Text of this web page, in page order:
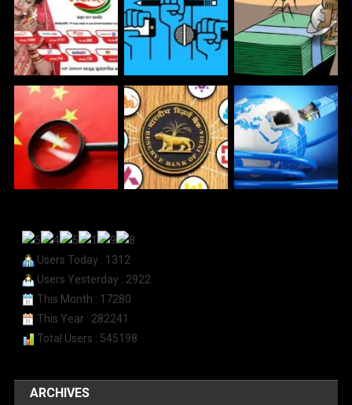
Users Today : 1312
Users Yesterday : 2922
This Month : 17280
This Year : 282241
Total Users : 545198
ARCHIVES